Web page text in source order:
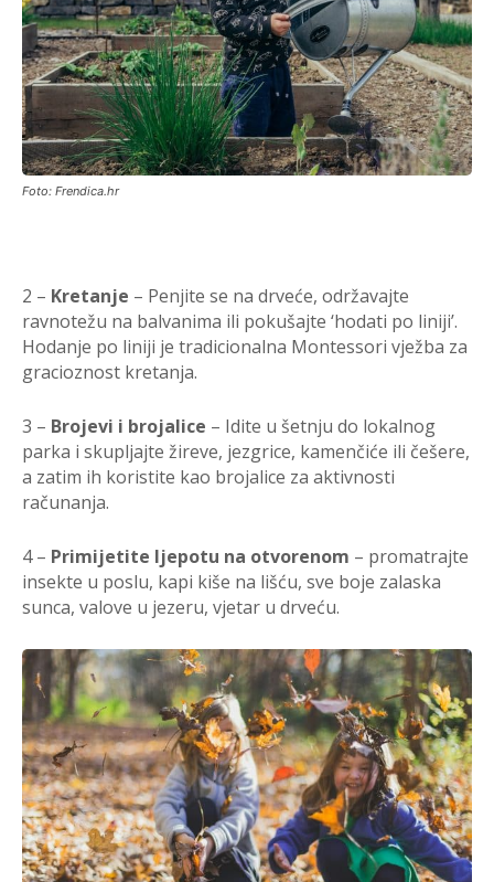
Foto: Frendica.hr
2 – Kretanje – Penjite se na drveće, održavajte
ravnotežu na balvanima ili pokušajte ‘hodati po liniji’.
Hodanje po liniji je tradicionalna Montessori vježba za
gracioznost kretanja.
3 – Brojevi i brojalice – Idite u šetnju do lokalnog
parka i skupljajte žireve, jezgrice, kamenčiće ili češere,
a zatim ih koristite kao brojalice za aktivnosti
računanja.
4 – Primijetite ljepotu na otvorenom – promatrajte
insekte u poslu, kapi kiše na lišću, sve boje zalaska
sunca, valove u jezeru, vjetar u drveću.